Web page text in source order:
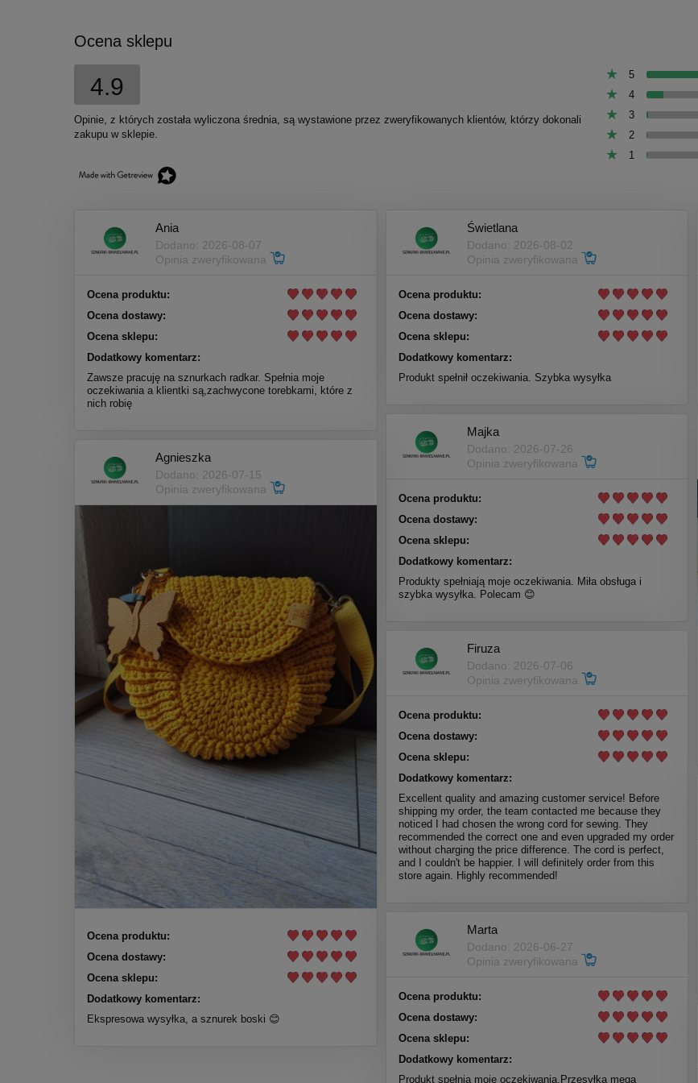
Ocena sklepu
4.9
Opinie, z których została wyliczona średnia, są wystawione przez zweryfikowanych klientów, którzy dokonali
zakupu w sklepie.
5
4
3
2
1
Ania
Dodano: 2026-08-07
Opinia zweryfikowana
Ocena produktu:
Ocena dostawy:
Ocena sklepu:
Dodatkowy komentarz:
Zawsze pracuję na sznurkach radkar. Spełnia moje
oczekiwania a klientki są,zachwycone torebkami, które z
nich robię
Świetlana
Dodano: 2026-08-02
Opinia zweryfikowana
Ocena produktu:
Ocena dostawy:
Ocena sklepu:
Dodatkowy komentarz:
Produkt spełnił oczekiwania. Szybka wysyłka
Majka
Dodano: 2026-07-26
Opinia zweryfikowana
Ocena produktu:
Ocena dostawy:
Ocena sklepu:
Dodatkowy komentarz:
Produkty spełniają moje oczekiwania. Miła obsługa i
szybka wysyłka. Polecam 😊
Agnieszka
Dodano: 2026-07-15
Opinia zweryfikowana
Ocena produktu:
Ocena dostawy:
Ocena sklepu:
Dodatkowy komentarz:
Ekspresowa wysyłka, a sznurek boski 😊
Firuza
Dodano: 2026-07-06
Opinia zweryfikowana
Ocena produktu:
Ocena dostawy:
Ocena sklepu:
Dodatkowy komentarz:
Excellent quality and amazing customer service! Before
shipping my order, the team contacted me because they
noticed I had chosen the wrong cord for sewing. They
recommended the correct one and even upgraded my order
without charging the price difference. The cord is perfect,
and I couldn't be happier. I will definitely order from this
store again. Highly recommended!
Marta
Dodano: 2026-06-27
Opinia zweryfikowana
Ocena produktu:
Ocena dostawy:
Ocena sklepu:
Dodatkowy komentarz:
Produkt spełnia moje oczekiwania.Przesyłka mega